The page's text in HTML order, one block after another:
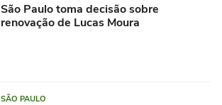
São Paulo toma decisão sobre
renovação de Lucas Moura
SÃO PAULO